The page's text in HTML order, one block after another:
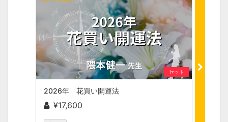
セット
2026年 花買い開運法
¥17,600